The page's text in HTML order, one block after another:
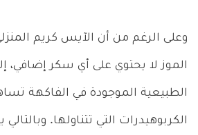
وعلى الرغم من أن الآيس كريم
الموز لا يحتوي على أي سكر إضافي،
الطبيعية الموجودة في الفاكهة
الكربوهيدرات التي تتناولها.